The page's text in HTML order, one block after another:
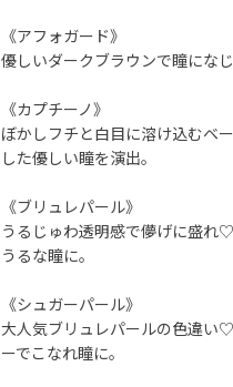
《アフォガード》
優しいダークブラウンで瞳にな
《カプチーノ》
ぼかしフチと白目に溶け込むベ
した優しい瞳を演出。
《ブリュレパール》
うるじゅわ透明感で儚げに盛れ
うるな瞳に。
《シュガーパール》
大人気ブリュレパールの色違
ーでこなれ瞳に。